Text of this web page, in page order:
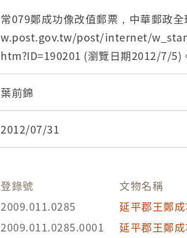
2. 根據中華郵政公司之資料，本張郵
079鄭成功像改值郵票」，屬常用郵
局臺灣辦事處承印，以膠版印刷，用
為點線齒。鄭成功像郵票於民國
郵票發行已久，嗣後迭出新票，而低
印製廠臺北廠以特製膠版加蓋字體改
次加蓋版本，加蓋數值為4號方體字，
字及英文「cts.」(分)，另以4種不同
分郵票自民國42(1953)年5月25日起
售，共發行4,497,400張。
常079鄭成功像改值郵票，中華郵政
w.post.gov.tw/post/internet/
htm?ID=190201 (瀏覽日期2012/7/5)
葉前錦
2012/07/31
登錄號
文物名稱
2009.011.0285
延平郡王鄭
2009.011.0285.0001
延平郡王鄭